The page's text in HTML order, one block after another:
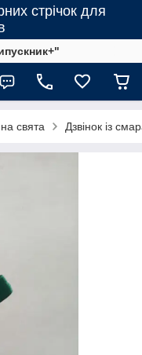
стрічок для
свята Дзвінок із